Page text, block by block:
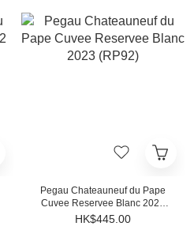
Pegau Chateauneuf du Pape
Cuvee Reservee Blanc 2023
(RP92)
HK$445.00